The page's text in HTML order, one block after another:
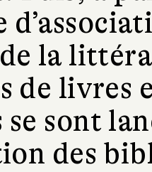
la
de livres
sont
des